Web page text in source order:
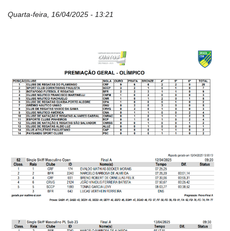
Quarta-feira, 16/04/2025 - 13:21